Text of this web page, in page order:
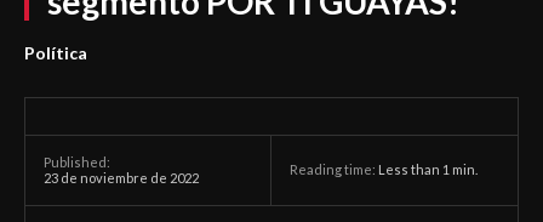
Política
Published:
23 de noviembre de 2022
Reading time: Less than 1 min.